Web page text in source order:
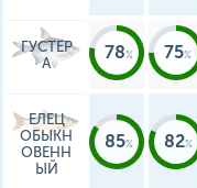
ГУСТЕР
А
78 75
ЕЛЕЦ
ОБЫКН
ОВЕНН
ЫЙ
85 82